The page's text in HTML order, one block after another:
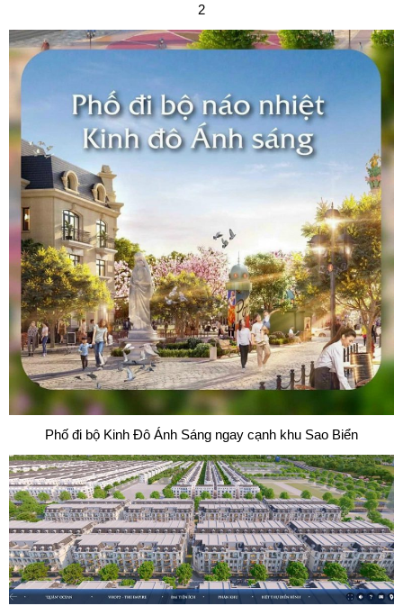
2
Phố đi bộ Kinh Đô Ánh Sáng ngay cạnh khu Sao Biển